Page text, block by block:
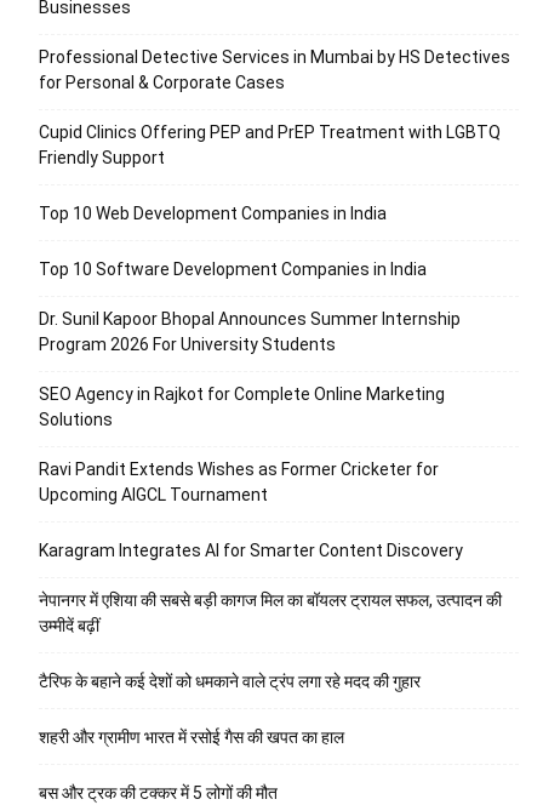
Businesses
Professional Detective Services in Mumbai by HS Detectives
for Personal & Corporate Cases
Cupid Clinics Offering PEP and PrEP Treatment with LGBTQ
Friendly Support
Top 10 Web Development Companies in India
Top 10 Software Development Companies in India
Dr. Sunil Kapoor Bhopal Announces Summer Internship
Program 2026 For University Students
SEO Agency in Rajkot for Complete Online Marketing
Solutions
Ravi Pandit Extends Wishes as Former Cricketer for
Upcoming AIGCL Tournament
Karagram Integrates AI for Smarter Content Discovery
नेपानगर में एशिया की सबसे बड़ी कागज मिल का बॉयलर ट्रायल सफल, उत्पादन की
उम्मीदें बढ़ीं
टैरिफ के बहाने कई देशों को धमकाने वाले ट्रंप लगा रहे मदद की गुहार
शहरी और ग्रामीण भारत में रसोई गैस की खपत का हाल
बस और ट्रक की टक्कर में 5 लोगों की मौत